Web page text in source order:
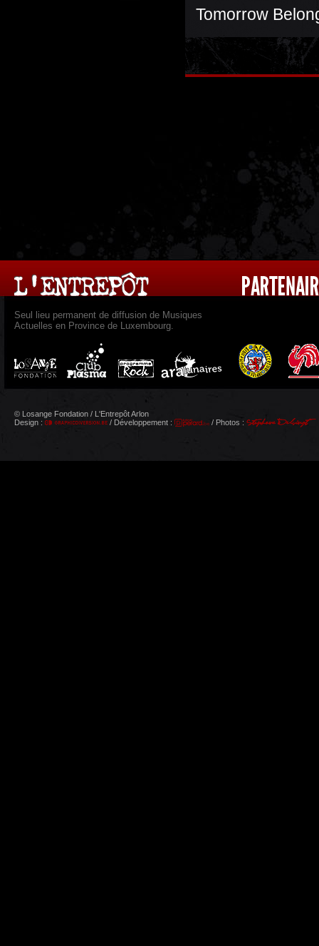
Tomorrow
Seul lieu permanent de diffusion de Musiques
Actuelles en Province de Luxembourg.
© Losange Fondation / L'Entrepôt Arlon
Design :
/ Développement : / Photos :